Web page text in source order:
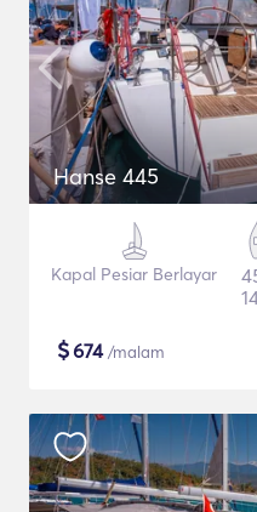
Hanse 445
Kapal Pesiar Berlayar
$674/malam